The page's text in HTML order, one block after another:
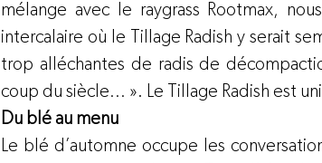
mélange avec le raygrass Rootmax,
intercalaire où le Tillage Radish y serait
trop alléchantes de radis de
coup du siècle… ». Le Tillage Radish est
Du blé au menu
Le blé d’automne occupe les